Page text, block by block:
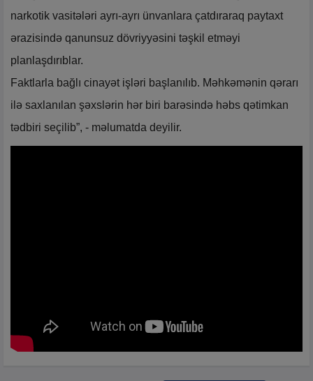
narkotik vasitələri ayrı-ayrı ünvanlara çatdıraraq paytaxt
ərazisində qanunsuz dövriyyəsini təşkil etməyi
planlaşdırıblar.
Faktlarla bağlı cinayət işləri başlanılıb. Məhkəmənin qərarı
ilə saxlanılan şəxslərin hər biri barəsində həbs qətimkan
tədbiri seçilib”, - məlumatda deyilir.